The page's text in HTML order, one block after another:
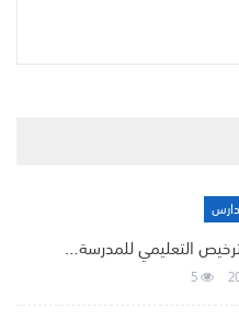
التعليمي للمدرسة…
5